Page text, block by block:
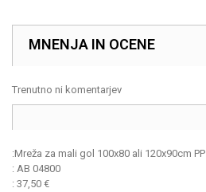
MNENJA IN OCENE
Trenutno ni komentarjev
:Mreža za mali gol 100x80 ali 120x90cm PP
: AB 04800
: 37,50 €